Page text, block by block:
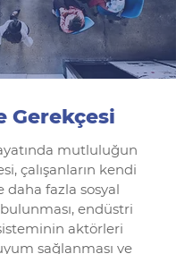
Gerekçesi
mutluluğun
çalışanların kendi
daha fazla sosyal
endüstri
aktörleri
sağlanması ve